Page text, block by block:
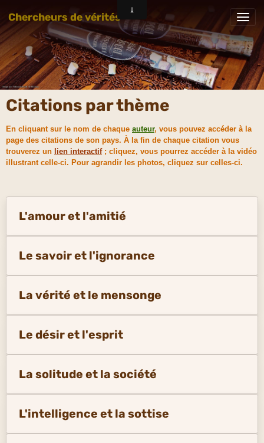
Chercheurs de vérités
Citations par thème
En cliquant sur le nom de chaque auteur, vous pouvez accéder à la
page des citations de son pays. À la fin de chaque citation vous
trouverez un lien interactif; cliquez, vous pourrez accéder à la vidéo
illustrant celle-ci. Pour agrandir les photos, cliquez sur celles-ci.
L'amour et l'amitié
Le savoir et l'ignorance
La vérité et le mensonge
Le désir et l'esprit
La solitude et la société
L'intelligence et la sottise